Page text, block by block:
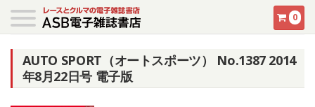
0
AUTO SPORT（オートスポーツ） No.1387 2014
年8月22日号 電子版